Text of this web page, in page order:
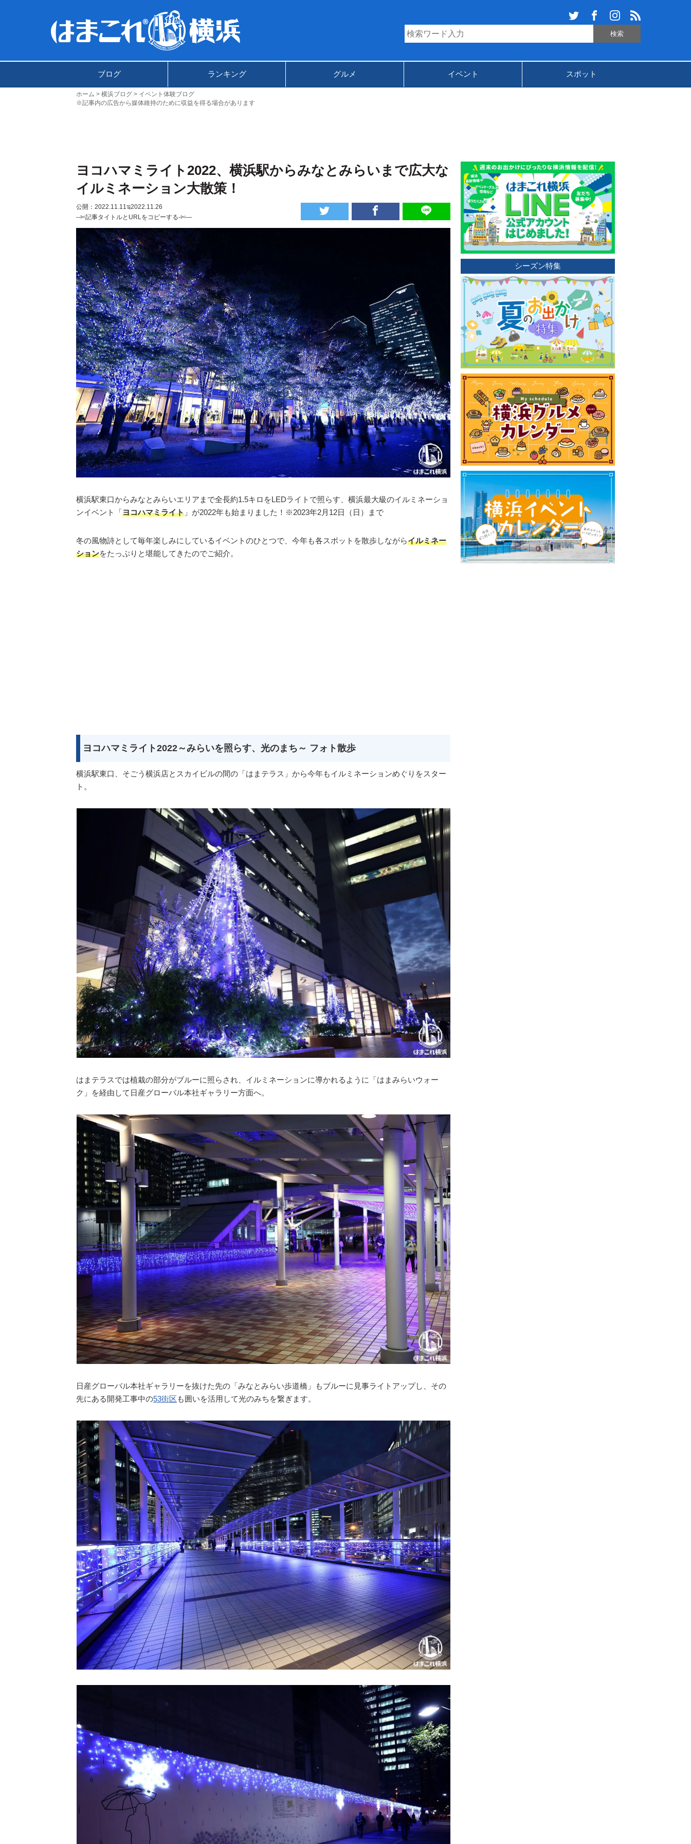
ブログ ランキング グルメ イベント スポット
ホーム 横浜ブログ
イベント体験ブログ
※記事内の広告から媒体維持のために収益を得る場合があります
ヨコハマミライト2022、横浜駅からみなとみらいまで広大な
イルミネーション大散策！
公開：2022.11.11 ಇ2022.11.26
--✄記事タイトルとURLをコピーする-✄—
横浜駅東口からみなとみらいエリアまで全長約1.5キロをLEDライトで照らす、横浜最大級のイルミネーショ
ンイベント「ヨコハマミライト 」が2022年も始まりました！※2023年2月12日（日）まで
冬の風物詩として毎年楽しみにしているイベントのひとつで、今年も各スポットを散歩しながらイルミネー
ションをたっぷりと堪能してきたのでご紹介。
ヨコハマミライト2022～みらいを照らす、光のまち～ フォト散歩
横浜駅東口、そごう横浜店とスカイビルの間の「はまテラス」から今年もイルミネーションめぐりをスター
ト。
はまテラスでは植栽の部分がブルーに照らされ、イルミネーションに導かれるように「はまみらいウォー
ク」を経由して日産グローバル本社ギャラリー方面へ。
日産グローバル本社ギャラリーを抜けた先の「みなとみらい歩道橋」もブルーに見事ライトアップし、その
先にある開発工事中の53街区 も囲いを活用して光のみちを繋ぎます。
シーズン特集